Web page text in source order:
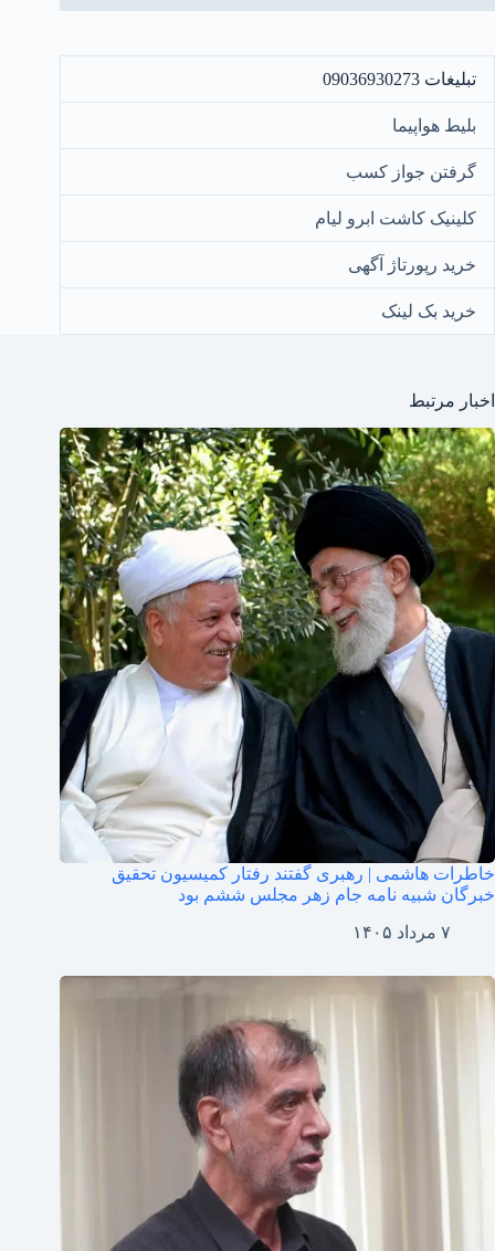
تبلیغات 09036930273
بلیط هواپیما
گرفتن جواز کسب
کلینیک کاشت ابرو لیام
خرید رپورتاژ آگهی
خرید بک لینک
اخبار مرتبط
خاطرات هاشمی | رهبری گفتند رفتار کمیسیون تحقیق
خبرگان شبیه نامه جام زهر مجلس ششم بود
۷ مرداد ۱۴۰۵